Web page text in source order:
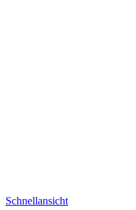
Schnellansicht